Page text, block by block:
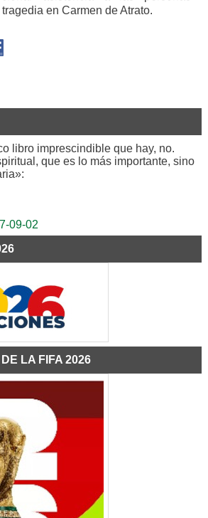
en Carmen de Atrato.
libro imprescindible que hay, no.
que es lo más importante, sino
LA FIFA 2026